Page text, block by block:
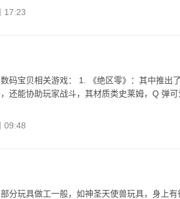
17:23
码宝贝相关游戏： 1. 《绝区零》：其中推出
还能协助玩家战斗，其材质类史莱姆，Q 弹
09:48
分玩具做工一般，如神圣天使兽玩具，身上